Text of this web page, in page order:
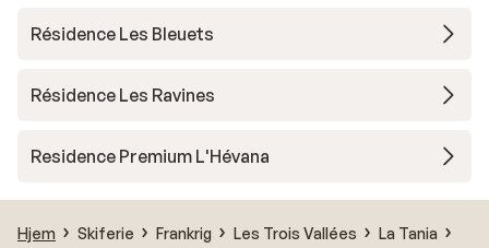
Résidence Les Bleuets
Résidence Les Ravines
Residence Premium L'Hévana
Hjem Skiferie Frankrig Les Trois Vallées
La Tania